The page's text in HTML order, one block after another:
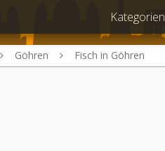
Kategorien
Göhren Fisch in Göhren